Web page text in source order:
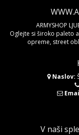
ARMYSHOP
Oglejte si široko paleto
opreme, street
Naslov:
V naši